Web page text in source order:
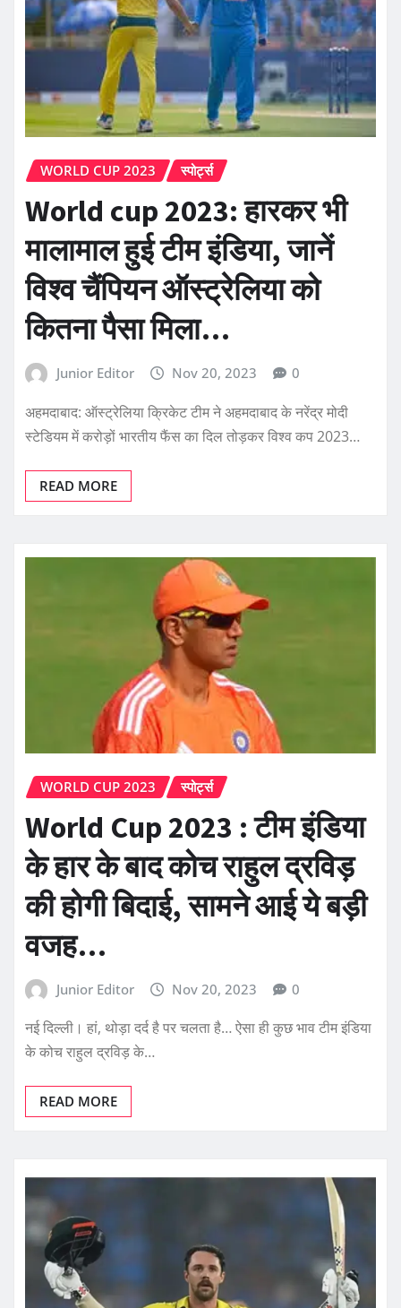
WORLD CUP 2023 स्पोर्ट्स
World cup 2023: हारकर भी
मालामाल हुई टीम इंडिया, जानें
विश्व चैंपियन ऑस्ट्रेलिया को
कितना पैसा मिला…
Junior Editor Nov 20, 2023 0
अहमदाबाद: ऑस्ट्रेलिया क्रिकेट टीम ने अहमदाबाद के नरेंद्र मोदी
स्टेडियम में करोड़ों भारतीय फैंस का दिल तोड़कर विश्व कप 2023…
READ MORE
WORLD CUP 2023 स्पोर्ट्स
World Cup 2023 : टीम इंडिया
के हार के बाद कोच राहुल द्रविड़
की होगी बिदाई, सामने आई ये बड़ी
वजह…
Junior Editor Nov 20, 2023 0
नई दिल्ली। हां, थोड़ा दर्द है पर चलता है… ऐसा ही कुछ भाव टीम इंडिया
के कोच राहुल द्रविड़ के…
READ MORE